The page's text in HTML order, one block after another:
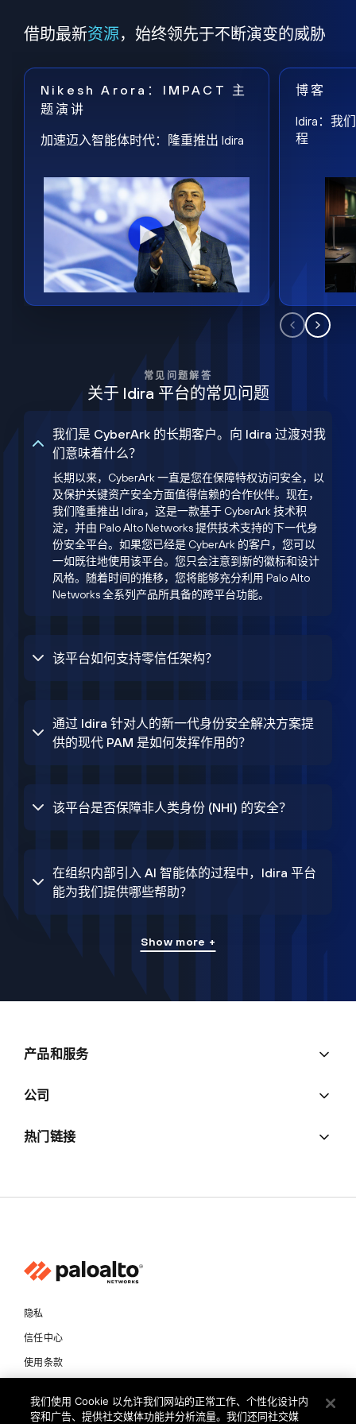
借助最新资源，始终领先于不断演变的威胁
Nikesh Arora：IMPACT 主
题演讲
加速迈入智能体时代：隆重推出 Idira
博客
Idira：我
程
常见问题解答
关于 Idira 平台的常见问题
我们是 CyberArk 的长期客户。向 Idira 过渡对我
们意味着什么？
长期以来，CyberArk 一直是您在保障特权访问安全，以
及保护关键资产安全方面值得信赖的合作伙伴。现在，
我们隆重推出 Idira，这是一款基于 CyberArk 技术积
淀，并由 Palo Alto Networks 提供技术支持的下一代身
份安全平台。如果您已经是 CyberArk 的客户，您可以
一如既往地使用该平台。您只会注意到新的徽标和设计
风格。随着时间的推移，您将能够充分利用 Palo Alto
Networks 全系列产品所具备的跨平台功能。
该平台如何支持零信任架构？
通过 Idira 针对人的新一代身份安全解决方案提
供的现代 PAM 是如何发挥作用的？
该平台是否保障非人类身份 (NHI) 的安全？
在组织内部引入 AI 智能体的过程中，Idira 平台
能为我们提供哪些帮助？
Show more +
产品和服务
公司
热门链接
隐私
信任中心
使用条款
我们使用 Cookie 以允许我们网站的正常工作、个性化设计内
容和广告、提供社交媒体功能并分析流量。我们还同社交媒